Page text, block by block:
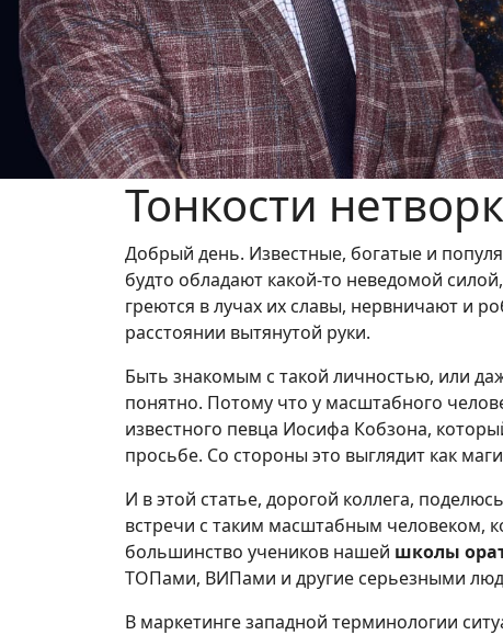
Тонкости
Добрый день. Известные, богатые и
будто обладают какой-то неведомой
греются в лучах их славы, нервничают и
расстоянии вытянутой руки.
Быть знакомым с такой личностью, или
понятно. Потому что у масштабного
известного певца Иосифа Кобзона,
просьбе. Со стороны это выглядит как
И в этой статье, дорогой коллега,
встречи с таким масштабным человеком,
большинство учеников нашей школы
ТОПами, ВИПами и другие серьезными
В маркетинге западной терминологии